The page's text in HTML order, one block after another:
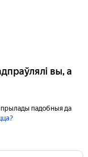
вы, а
падобныя да